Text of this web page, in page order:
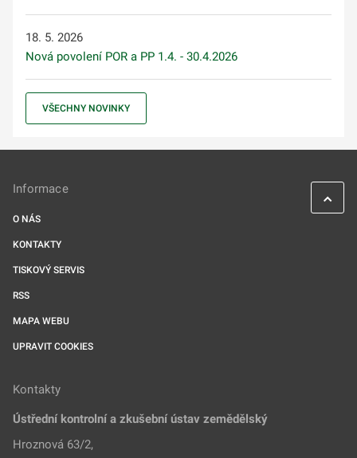
18. 5. 2026
Nová povolení POR a PP 1.4. - 30.4.2026
VŠECHNY NOVINKY
Informace
O NÁS
KONTAKTY
TISKOVÝ SERVIS
RSS
MAPA WEBU
UPRAVIT COOKIES
Kontakty
Ústřední kontrolní a zkušební ústav zemědělský
Hroznová 63/2,